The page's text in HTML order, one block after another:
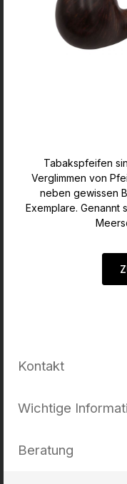
Tabakspfeifen
Verglimmen von
neben gewissen
Exemplare. Genannt
Kontakt
Wichtige
Beratung